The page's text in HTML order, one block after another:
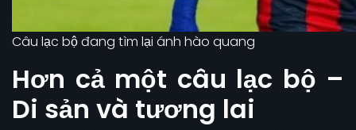
Câu lạc bộ đang tìm lại ánh hào quang
Hơn cả một câu lạc bộ –
Di sản và tương lai